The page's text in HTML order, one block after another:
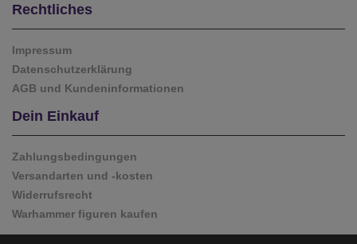
Rechtliches
Impressum
Datenschutzerklärung
AGB und Kundeninformationen
Dein Einkauf
Zahlungsbedingungen
Versandarten und -kosten
Widerrufsrecht
Warhammer figuren kaufen